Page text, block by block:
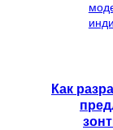
Как